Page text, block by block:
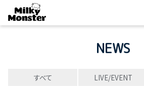
NEWS
すべて LIVE/EVENT